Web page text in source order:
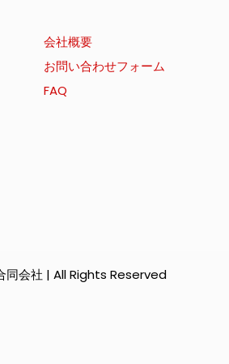
会社概要
お問い合わせフォーム
FAQ
同会社 | All Rights Reserved